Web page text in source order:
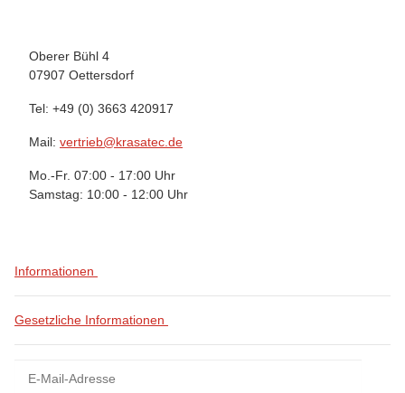
Oberer Bühl 4
07907 Oettersdorf
Tel: +49 (0) 3663 420917
Mail: vertrieb@krasatec.de
Mo.-Fr. 07:00 - 17:00 Uhr
Samstag: 10:00 - 12:00 Uhr
Informationen
Gesetzliche Informationen
Newsletter Abonnieren